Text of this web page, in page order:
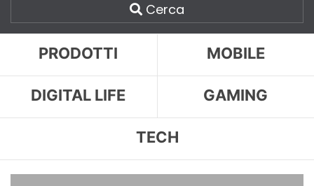
Cerca
PRODOTTI MOBILE
DIGITAL LIFE GAMING
TECH